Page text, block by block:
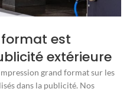
est
extérieure
grand format sur les
dans la publicité. Nos